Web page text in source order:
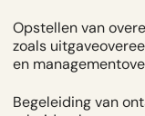
Opstellen van
zoals
en
Begeleiding van